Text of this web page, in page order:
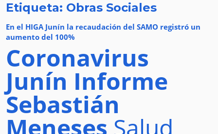
Etiqueta: Obras Sociales
En el HIGA Junín la recaudación del SAMO registró un
aumento del 100%
Coronavirus
Junín Informe
Sebastián
Meneses Salud